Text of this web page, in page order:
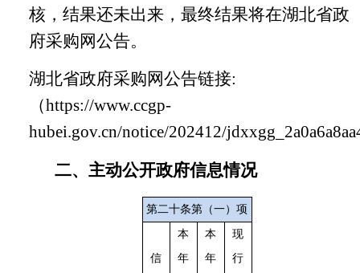
核，结果还未出来，最终结果将在湖北省政
府采购网公告。
湖北省政府采购网公告链接:
（https://www.ccgp-
hubei.gov.cn/notice/202412/
二、主动公开政府信息情况
第二十条第（一）项
信
本
年
本
年
现
行